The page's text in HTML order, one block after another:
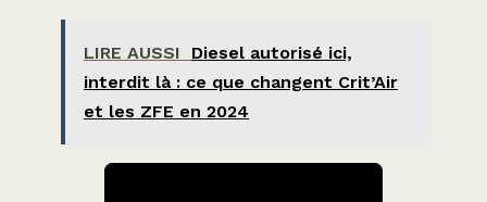
LIRE AUSSI
Diesel autorisé ici,
interdit là : ce que changent Crit’Air
et les ZFE en 2024